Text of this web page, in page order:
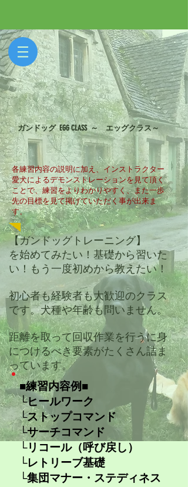
ガンドッグ EGG CLASS ～ エッグクラス～
各練習内容の説明に加え、インストラクター
愛犬によるデモンストレーションを見て頂く
ことで、練習をよりわかりやすく、また一歩
先の目標を見て掲げていただく事が出来ま
す。
【ガンドッグトレーニング】
を始めてみたい！基礎から習いた
い！もう一度初めから教えたい！
​初心者も経験者も大歓迎のクラス
です。犬種や年齢も問いません。
距離を取って回収作業を行うに身
につけるべき要素がたくさん詰ま
っています。
■練習内容例■
└ヒールワーク
└ストップコマンド
└サーチコマンド
└リコール（呼び戻し）
└レトリーブ基礎
​└集団マナー・ステディネス